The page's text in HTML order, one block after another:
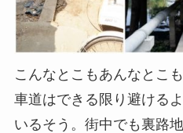
こんなとこもあんなとこ
車道はできる限り避ける
いるそう。街中でも裏路